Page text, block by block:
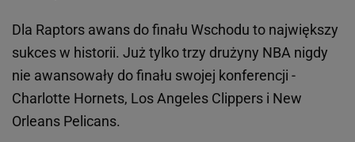
Dla Raptors awans do finału Wschodu to największy
sukces w historii. Już tylko trzy drużyny NBA nigdy
nie awansowały do finału swojej konferencji -
Charlotte Hornets, Los Angeles Clippers i New
Orleans Pelicans.